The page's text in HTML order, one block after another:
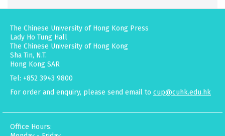
The Chinese University of Hong Kong Press
Lady Ho Tung Hall
The Chinese University of Hong Kong
Sha Tin, N.T.
Hong Kong SAR
Tel: +852 3943 9800
For order and enquiry, please send email to cup@cuhk.edu.hk
Office Hours: